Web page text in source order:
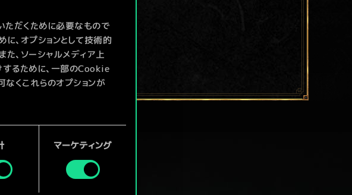
だくために必要なもので
、オプションとして技術的
た、ソーシャルメディア上
るために、一部のCookie
くこれらのオプションが
細は、下記の「設定」メニ
マーケティング